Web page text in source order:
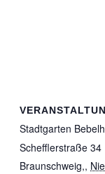
Stadtgarten
Schefflerstraße 34
Braunschweig,,